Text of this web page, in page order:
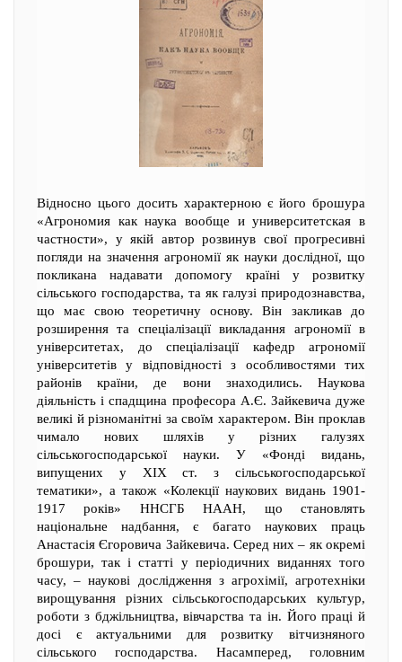
Відносно цього досить характерною є його брошура
«Агрономия как наука вообще и университетская в
частности», у якій автор розвинув свої прогресивні
погляди на значення агрономії як науки дослідної, що
покликана надавати допомогу країні у розвитку
сільського господарства, та як галузі природознавства,
що має свою теоретичну основу. Він закликав до
розширення та спеціалізації викладання агрономії в
університетах, до спеціалізації кафедр агрономії
університетів у відповідності з особливостями тих
районів країни, де вони знаходились. Наукова
діяльність і спадщина професора А.Є. Зайкевича дуже
великі й різноманітні за своїм характером. Він проклав
чимало нових шляхів у різних галузях
сільськогосподарської науки. У «Фонді видань,
випущених у XIX ст. з сільськогосподарської
тематики», а також «Колекції наукових видань 1901-
1917 років» ННСГБ НААН, що становлять
національне надбання, є багато наукових праць
Анастасія Єгоровича Зайкевича. Серед них – як окремі
брошури, так і статті у періодичних виданнях того
часу, – наукові дослідження з агрохімії, агротехніки
вирощування різних сільськогосподарських культур,
роботи з бджільництва, вівчарства та ін. Його праці й
досі є актуальними для розвитку вітчизняного
сільського господарства. Насамперед, головним